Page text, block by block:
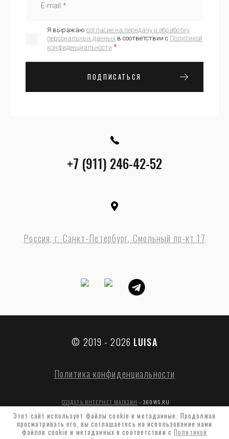
Этот сайт использует файлы cookie и метаданные. Продолжая
просматривать его, вы соглашаетесь на использование нами
файлов cookie и метаданных в соответствии сПолитикой
Я выражаю согласие на передачу и обработку
персональных данных в соответствии с Политикой
конфиденциальности *
ПОДПИСАТЬСЯ
+7 (911) 246-42-52
Россия, г. Санкт-Петербург, Смольный пр-кт 17
© 2019 - 2026 LUISA
Политика конфиденциальности
СОЗДАТЬ ИНТЕРНЕТ МАГАЗИН - 360WS.RU